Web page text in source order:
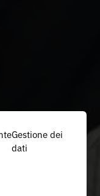
Gestione dei
dati